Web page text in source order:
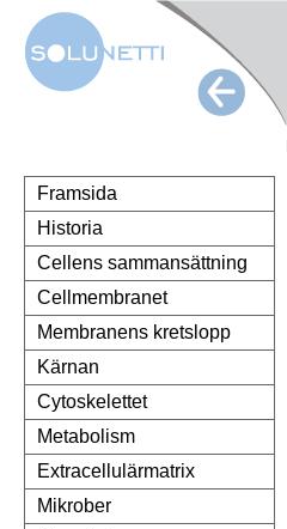
Framsida
Historia
Cellens sammansättning
Cellmembranet
Membranens kretslopp
Kärnan
Cytoskelettet
Metabolism
Extracellulärmatrix
Mikrober